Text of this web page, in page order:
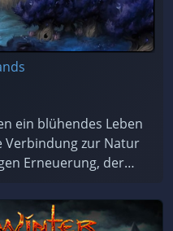
ein blühendes Leben
Verbindung zur Natur
Erneuerung, der